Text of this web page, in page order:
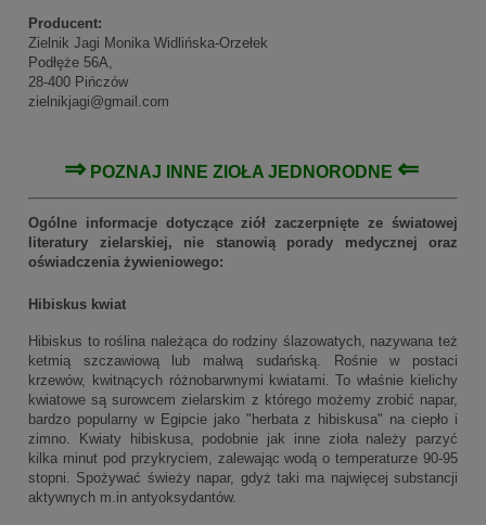
Producent:
Zielnik Jagi Monika Widlińska-Orzełek
Podłęże 56A,
28-400 Pińczów
zielnikjagi@gmail.com
⇒ POZNAJ INNE ZIOŁA JEDNORODNE ⇐
Ogólne informacje dotyczące ziół zaczerpnięte ze światowej
literatury zielarskiej, nie stanowią porady medycznej oraz
oświadczenia żywieniowego:
Hibiskus kwiat
Hibiskus to roślina należąca do rodziny ślazowatych, nazywana też
ketmią szczawiową lub malwą sudańską. Rośnie w postaci
krzewów, kwitnących różnobarwnymi kwiatami. To właśnie kielichy
kwiatowe są surowcem zielarskim z którego możemy zrobić napar,
bardzo popularny w Egipcie jako "herbata z hibiskusa" na ciepło i
zimno. Kwiaty hibiskusa, podobnie jak inne zioła należy parzyć
kilka minut pod przykryciem, zalewając wodą o temperaturze 90-95
stopni. Spożywać świeży napar, gdyż taki ma najwięcej substancji
aktywnych m.in antyoksydantów.